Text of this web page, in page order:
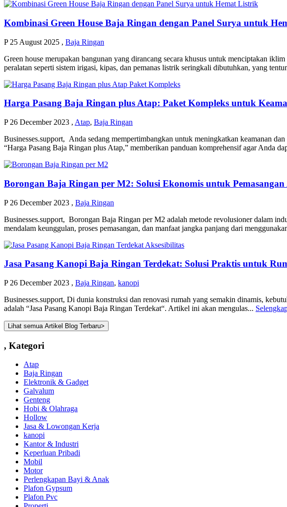
Kombinasi Green House Baja Ringan dengan Panel Surya untuk
P25 August 2025 , Baja Ringan
Green house merupakan bangunan yang dirancang secara khusus untuk menciptakan
peralatan seperti sistem irigasi, kipas, dan pemanas listrik seringkali dibutuhkan, yang
Harga Pasang Baja Ringan plus Atap: Paket Kompleks untuk
P26 December 2023 , Atap, Baja Ringan
Businesses.support, Anda sedang mempertimbangkan untuk meningkatkan keamanan
“Harga Pasang Baja Ringan plus Atap,” memberikan panduan komprehensif agar Anda
Borongan Baja Ringan per M2: Solusi Ekonomis untuk
P26 December 2023 , Baja Ringan
Businesses.support, Borongan Baja Ringan per M2 adalah metode revolusioner dalam
mendalam keunggulan, proses pemasangan, dan manfaat jangka panjang dari
Jasa Pasang Kanopi Baja Ringan Terdekat: Solusi Praktis untuk
P26 December 2023 , Baja Ringan, kanopi
Businesses.support, Di dunia konstruksi dan renovasi rumah yang semakin dinamis,
adalah “Jasa Pasang Kanopi Baja Ringan Terdekat“. Artikel ini akan mengulas...
Lihat semua Artikel Blog Terbaru>
, Kategori
Atap
Baja Ringan
Elektronik & Gadget
Galvalum
Genteng
Hobi & Olahraga
Hollow
Jasa & Lowongan Kerja
kanopi
Kantor & Industri
Keperluan Pribadi
Mobil
Motor
Perlengkapan Bayi & Anak
Plafon Gypsum
Plafon Pvc